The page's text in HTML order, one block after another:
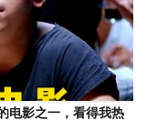
电影之一，看得我热